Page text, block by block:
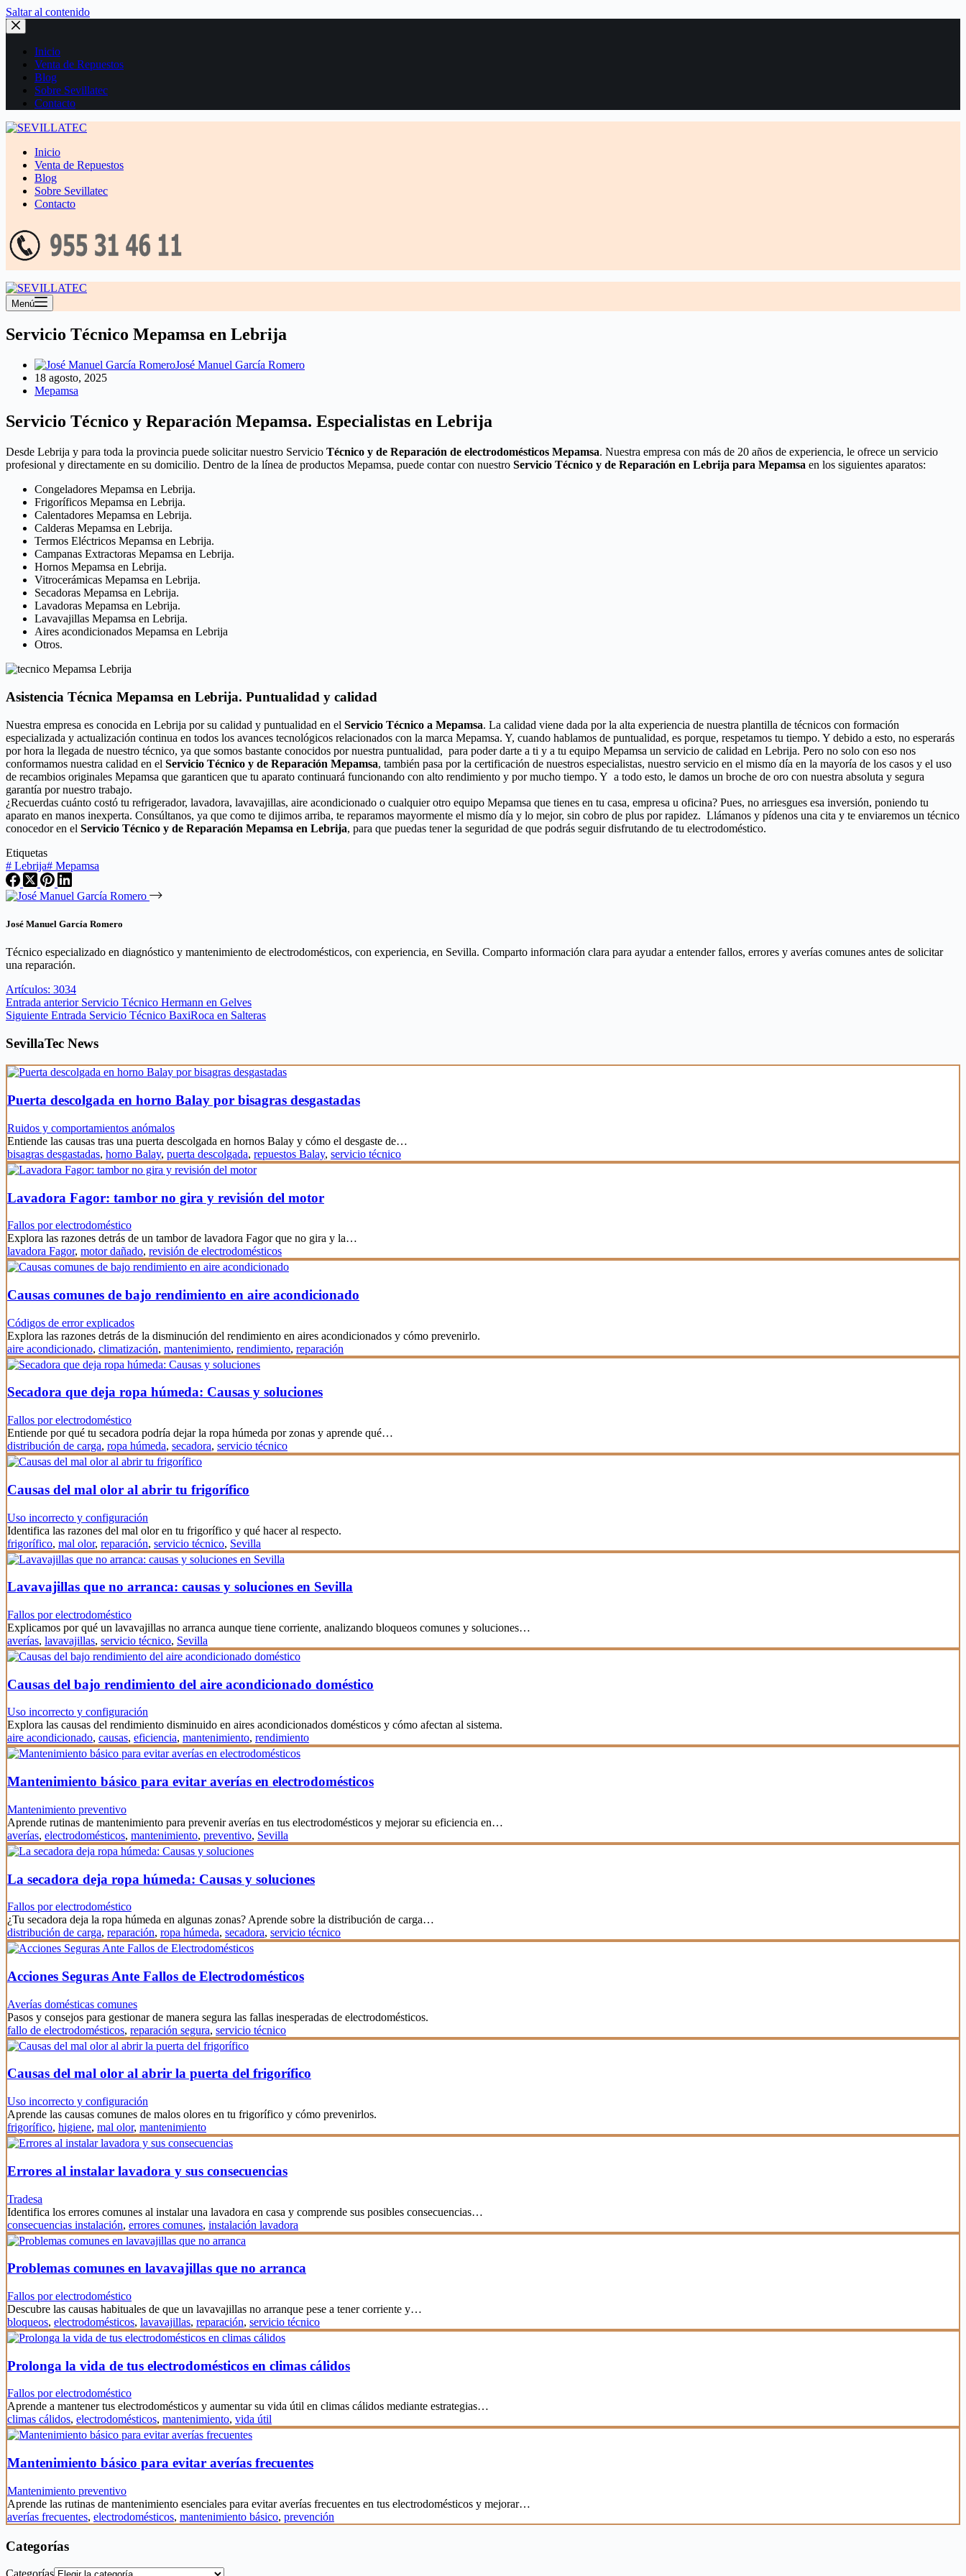
Saltar al contenido
Inicio
Venta de Repuestos
Blog
Sobre Sevillatec
Contacto
Inicio
Venta de Repuestos
Blog
Sobre Sevillatec
Contacto
Menú
Servicio Técnico Mepamsa en Lebrija
José Manuel García Romero
18 agosto, 2025
Mepamsa
Servicio Técnico y Reparación Mepamsa. Especialistas en Lebrija
Desde Lebrija y para toda la provincia puede solicitar nuestro Servicio Técnico y de Reparación de electrodomésticos Mepamsa. Nuestra empresa con más de 20 años de experiencia, le ofrece un servicio
profesional y directamente en su domicilio. Dentro de la línea de productos Mepamsa, puede contar con nuestro Servicio Técnico y de Reparación en Lebrija para Mepamsa en los siguientes aparatos:
Congeladores Mepamsa en Lebrija.
Frigoríficos Mepamsa en Lebrija.
Calentadores Mepamsa en Lebrija.
Calderas Mepamsa en Lebrija.
Termos Eléctricos Mepamsa en Lebrija.
Campanas Extractoras Mepamsa en Lebrija.
Hornos Mepamsa en Lebrija.
Vitrocerámicas Mepamsa en Lebrija.
Secadoras Mepamsa en Lebrija.
Lavadoras Mepamsa en Lebrija.
Lavavajillas Mepamsa en Lebrija.
Aires acondicionados Mepamsa en Lebrija
Otros.
Asistencia Técnica Mepamsa en Lebrija. Puntualidad y calidad
Nuestra empresa es conocida en Lebrija por su calidad y puntualidad en el Servicio Técnico a Mepamsa. La calidad viene dada por la alta experiencia de nuestra plantilla de técnicos con formación
especializada y actualización continua en todos los avances tecnológicos relacionados con la marca Mepamsa. Y, cuando hablamos de puntualidad, es porque, respetamos tu tiempo. Y debido a esto, no esperarás
por hora la llegada de nuestro técnico, ya que somos bastante conocidos por nuestra puntualidad, para poder darte a ti y a tu equipo Mepamsa un servicio de calidad en Lebrija. Pero no solo con eso nos
conformamos nuestra calidad en el Servicio Técnico y de Reparación Mepamsa, también pasa por la certificación de nuestros especialistas, nuestro servicio en el mismo día en la mayoría de los casos y el uso
de recambios originales Mepamsa que garanticen que tu aparato continuará funcionando con alto rendimiento y por mucho tiempo. Y a todo esto, le damos un broche de oro con nuestra absoluta y segura
garantía por nuestro trabajo.
¿Recuerdas cuánto costó tu refrigerador, lavadora, lavavajillas, aire acondicionado o cualquier otro equipo Mepamsa que tienes en tu casa, empresa u oficina? Pues, no arriesgues esa inversión, poniendo tu
aparato en manos inexperta. Consúltanos, ya que como te dijimos arriba, te reparamos mayormente el mismo día y lo mejor, sin cobro de plus por rapidez. Llámanos y pídenos una cita y te enviaremos un técnico
conocedor en el Servicio Técnico y de Reparación Mepamsa en Lebrija, para que puedas tener la seguridad de que podrás seguir disfrutando de tu electrodoméstico.
Etiquetas
# Lebrija# Mepamsa
José Manuel García Romero
Técnico especializado en diagnóstico y mantenimiento de electrodomésticos, con experiencia, en Sevilla. Comparto información clara para ayudar a entender fallos, errores y averías comunes antes de solicitar
una reparación.
Artículos: 3034
Entrada anterior Servicio Técnico Hermann en Gelves
Siguiente Entrada Servicio Técnico BaxiRoca en Salteras
SevillaTec News
Puerta descolgada en horno Balay por bisagras desgastadas
Ruidos y comportamientos anómalos
Entiende las causas tras una puerta descolgada en hornos Balay y cómo el desgaste de…
bisagras desgastadas, horno Balay, puerta descolgada, repuestos Balay, servicio técnico
Lavadora Fagor: tambor no gira y revisión del motor
Fallos por electrodoméstico
Explora las razones detrás de un tambor de lavadora Fagor que no gira y la…
lavadora Fagor, motor dañado, revisión de electrodomésticos
Causas comunes de bajo rendimiento en aire acondicionado
Códigos de error explicados
Explora las razones detrás de la disminución del rendimiento en aires acondicionados y cómo prevenirlo.
aire acondicionado, climatización, mantenimiento, rendimiento, reparación
Secadora que deja ropa húmeda: Causas y soluciones
Fallos por electrodoméstico
Entiende por qué tu secadora podría dejar la ropa húmeda por zonas y aprende qué…
distribución de carga, ropa húmeda, secadora, servicio técnico
Causas del mal olor al abrir tu frigorífico
Uso incorrecto y configuración
Identifica las razones del mal olor en tu frigorífico y qué hacer al respecto.
frigorífico, mal olor, reparación, servicio técnico, Sevilla
Lavavajillas que no arranca: causas y soluciones en Sevilla
Fallos por electrodoméstico
Explicamos por qué un lavavajillas no arranca aunque tiene corriente, analizando bloqueos comunes y soluciones…
averías, lavavajillas, servicio técnico, Sevilla
Causas del bajo rendimiento del aire acondicionado doméstico
Uso incorrecto y configuración
Explora las causas del rendimiento disminuido en aires acondicionados domésticos y cómo afectan al sistema.
aire acondicionado, causas, eficiencia, mantenimiento, rendimiento
Mantenimiento básico para evitar averías en electrodomésticos
Mantenimiento preventivo
Aprende rutinas de mantenimiento para prevenir averías en tus electrodomésticos y mejorar su eficiencia en…
averías, electrodomésticos, mantenimiento, preventivo, Sevilla
La secadora deja ropa húmeda: Causas y soluciones
Fallos por electrodoméstico
¿Tu secadora deja la ropa húmeda en algunas zonas? Aprende sobre la distribución de carga…
distribución de carga, reparación, ropa húmeda, secadora, servicio técnico
Acciones Seguras Ante Fallos de Electrodomésticos
Averías domésticas comunes
Pasos y consejos para gestionar de manera segura las fallas inesperadas de electrodomésticos.
fallo de electrodomésticos, reparación segura, servicio técnico
Causas del mal olor al abrir la puerta del frigorífico
Uso incorrecto y configuración
Aprende las causas comunes de malos olores en tu frigorífico y cómo prevenirlos.
frigorífico, higiene, mal olor, mantenimiento
Errores al instalar lavadora y sus consecuencias
Tradesa
Identifica los errores comunes al instalar una lavadora en casa y comprende sus posibles consecuencias…
consecuencias instalación, errores comunes, instalación lavadora
Problemas comunes en lavavajillas que no arranca
Fallos por electrodoméstico
Descubre las causas habituales de que un lavavajillas no arranque pese a tener corriente y…
bloqueos, electrodomésticos, lavavajillas, reparación, servicio técnico
Prolonga la vida de tus electrodomésticos en climas cálidos
Fallos por electrodoméstico
Aprende a mantener tus electrodomésticos y aumentar su vida útil en climas cálidos mediante estrategias…
climas cálidos, electrodomésticos, mantenimiento, vida útil
Mantenimiento básico para evitar averías frecuentes
Mantenimiento preventivo
Aprende las rutinas de mantenimiento esenciales para evitar averías frecuentes en tus electrodomésticos y mejorar…
averías frecuentes, electrodomésticos, mantenimiento básico, prevención
Categorías